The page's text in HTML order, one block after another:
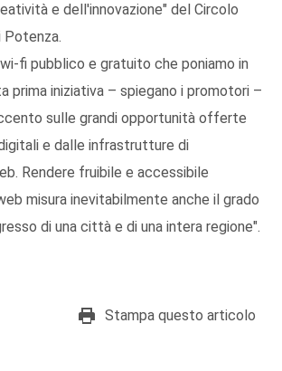
e dell'innovazione" del Circolo
Potenza.
fi pubblico e gratuito che poniamo in
prima iniziativa – spiegano i promotori –
sulle grandi opportunità offerte
e dalle infrastrutture di
Rendere fruibile e accessibile
misura inevitabilmente anche il grado
di una città e di una intera regione".
Stampa questo articolo